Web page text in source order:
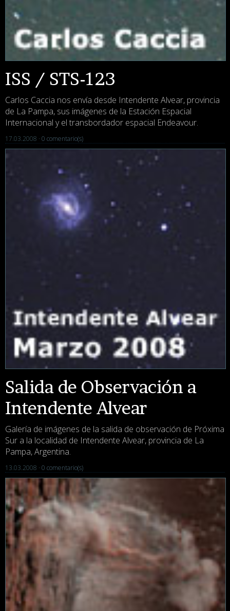
ISS / STS-123
Carlos Caccia nos envía desde Intendente Alvear, provincia
de La Pampa, sus imágenes de la Estación Espacial
Internacional y el transbordador espacial Endeavour.
17.03.2008 · 0 comentario(s)
Salida de Observación a
Intendente Alvear
Galería de imágenes de la salida de observación de Próxima
Sur a la localidad de Intendente Alvear, provincia de La
Pampa, Argentina.
13.03.2008 · 0 comentario(s)